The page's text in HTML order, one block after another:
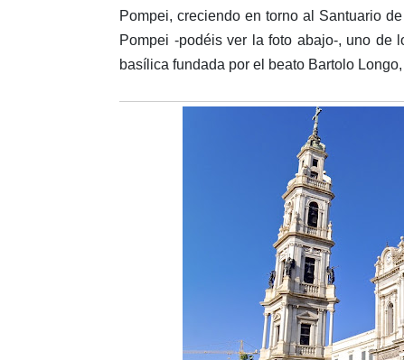
Pompei, creciendo en torno al Santuario
Pompei -podéis ver la foto abajo-, uno de
basílica fundada por el beato Bartolo